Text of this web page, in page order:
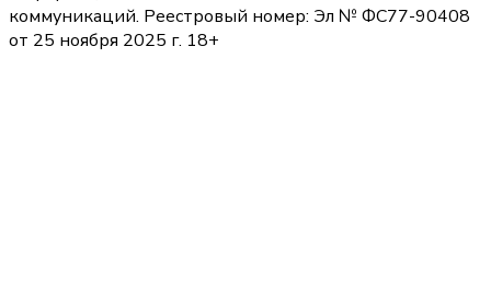
коммуникаций. Реестровый номер: Эл № ФС77-90408
от 25 ноября 2025 г. 18+